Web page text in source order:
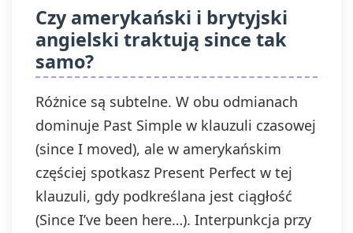
Czy amerykański i brytyjski
angielski traktują since tak
samo?
Różnice są subtelne. W obu odmianach
dominuje Past Simple w klauzuli czasowej
(since I moved), ale w amerykańskim
częściej spotkasz Present Perfect w tej
klauzuli, gdy podkreślana jest ciągłość
(Since I’ve been here…). Interpunkcja przy